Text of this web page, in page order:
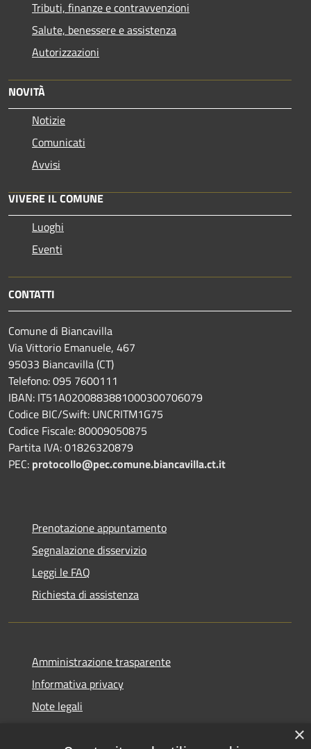
Tributi, finanze e contravvenzioni
Salute, benessere e assistenza
Autorizzazioni
NOVITÀ
Notizie
Comunicati
Avvisi
VIVERE IL COMUNE
Luoghi
Eventi
CONTATTI
Comune di Biancavilla
Via Vittorio Emanuele, 467
95033 Biancavilla (CT)
Telefono: 095 7600111
IBAN: IT51A0200883881000300706079
Codice BIC/Swift: UNCRITM1G75
Codice Fiscale: 80009050875
Partita IVA: 01826320879
PEC: protocollo@pec.comune.biancavilla.ct.it
Prenotazione appuntamento
Segnalazione disservizio
Leggi le FAQ
Richiesta di assistenza
Amministrazione trasparente
Informativa privacy
Note legali
×